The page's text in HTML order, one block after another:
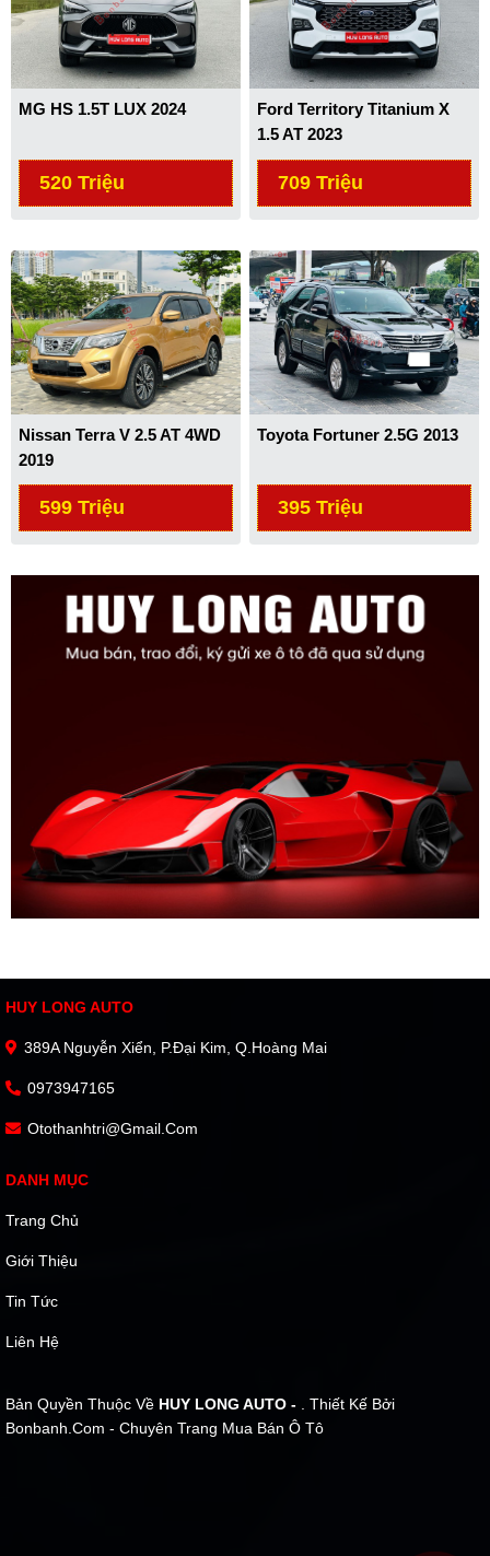
MG HS 1.5T LUX 2024
520 Triệu
Ford Territory Titanium X
1.5 AT 2023
709 Triệu
Nissan Terra V 2.5 AT 4WD
2019
599 Triệu
Toyota Fortuner 2.5G 2013
395 Triệu
HUY LONG AUTO
389A Nguyễn Xiển, P.Đại Kim, Q.Hoàng Mai
0973947165
Otothanhtri@gmail.com
DANH MỤC
Trang Chủ
Giới Thiệu
Tin Tức
Liên Hệ
Bản Quyền Thuộc Về HUY LONG AUTO -
. Thiết Kế Bởi
Bonbanh.com - Chuyên Trang Mua Bán Ô Tô